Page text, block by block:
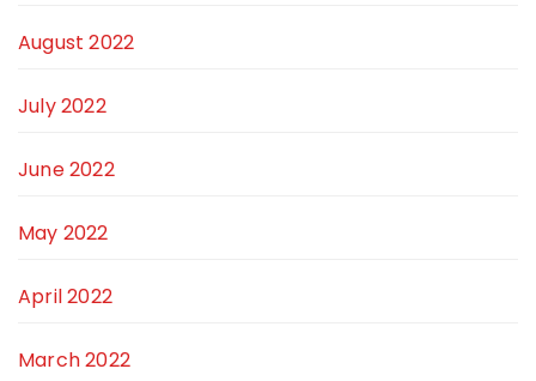
August 2022
July 2022
June 2022
May 2022
April 2022
March 2022